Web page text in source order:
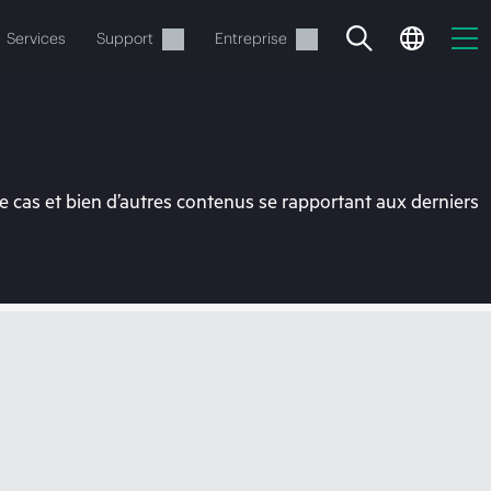
Services Support Entreprise
et bien d’autres contenus se rapportant aux derniers